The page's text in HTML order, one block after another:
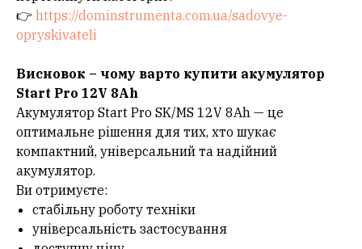
👉 https://dominstrumenta.com.ua/sadovye-
opryskivateli
Висновок – чому варто купити акумулятор
Start Pro 12V 8Ah
Акумулятор Start Pro SK/MS 12V 8Ah — це
оптимальне рішення для тих, хто шукає
компактний, універсальний та надійний
акумулятор.
Ви отримуєте:
стабільну роботу техніки
універсальність застосування